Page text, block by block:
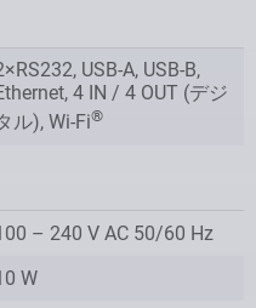
USB-A, USB-B,
4 IN / 4 OUT (デジ
ル), Wi-Fi®
– 240 V AC 50/60 Hz
W